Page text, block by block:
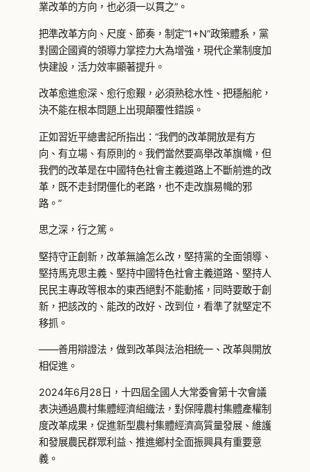
業改革的方向，也必須一以貫之”。
把準改革方向、尺度、節奏，制定“1+N”政策體系，黨
對國企國資的領導力掌控力大為增強，現代企業制度加
快建設，活力效率顯著提升。
改革愈進愈深、愈行愈艱，必須熟稔水性、把穩船舵，
決不能在根本問題上出現顛覆性錯誤。
正如習近平總書記所指出：“我們的改革開放是有方
向、有立場、有原則的。我們當然要高舉改革旗幟，但
我們的改革是在中國特色社會主義道路上不斷前進的改
革，既不走封閉僵化的老路，也不走改旗易幟的邪
路。”
思之深，行之篤。
堅持守正創新，改革無論怎么改，堅持黨的全面領導、
堅持馬克思主義、堅持中國特色社會主義道路、堅持人
民民主專政等根本的東西絕對不能動搖，同時要敢于創
新，把該改的、能改的改好、改到位，看準了就堅定不
移抓。
——善用辯證法，做到改革與法治相統一、改革與開放
相促進。
2024年6月28日，十四屆全國人大常委會第十次會議
表決通過農村集體經濟組織法，對保障農村集體產權制
度改革成果，促進新型農村集體經濟高質量發展、維護
和發展農民群眾利益、推進鄉村全面振興具有重要意
義。